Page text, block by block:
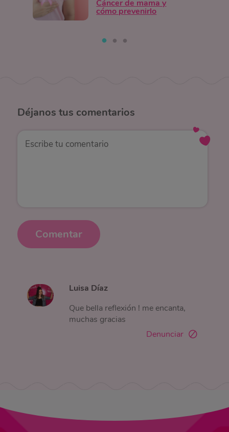
Cáncer de mama y
cómo prevenirlo
Déjanos tus comentarios
Comentar
Luisa Díaz
Que bella reflexión ! me encanta,
muchas gracias
Denunciar